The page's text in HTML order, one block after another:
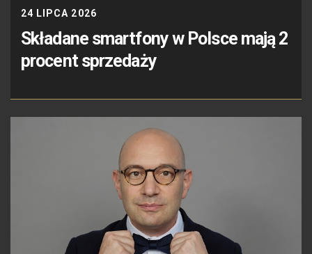
24 LIPCA 2026
Składane smartfony w Polsce mają 2
procent sprzedaży